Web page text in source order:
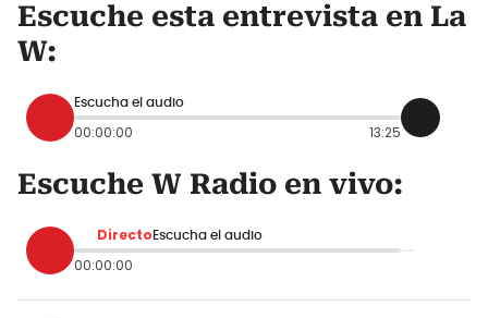
Escuche esta entrevista en La
W:
Escucha el audio
00:00:00 13:25
Escuche W Radio en vivo:
Directo Escucha el audio
00:00:00